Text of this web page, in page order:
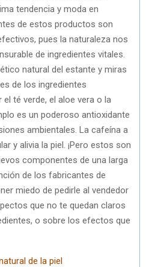
tendencia y moda en
de estos productos son
pues la naturaleza nos
de ingredientes vitales.
natural del estante y miras
de los ingredientes
té verde, el aloe vera o la
es un poderoso antioxidante
ambientales. La cafeína a
y alivia la piel. ¡Pero estos son
componentes de una larga
de los fabricantes de
miedo de pedirle al vendedor
que no te quedan claros
o sobre los efectos que
de la piel